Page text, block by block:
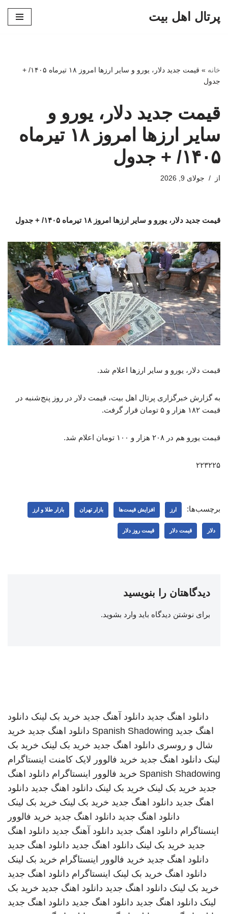
پرتال اهل بیت
خانه »
قیمت جدید دلار، یورو و سایر ارزها امروز ۱۸ تیرماه ۱۴۰۵/ +
جدول
قیمت جدید دلار، یورو و
سایر ارزها امروز ۱۸ تیرماه
۱۴۰۵/ + جدول
از جولای 9, 2026
قیمت جدید دلار، یورو و سایر ارزها امروز ۱۸ تیرماه ۱۴۰۵/ + جدول
قیمت دلار، یورو و سایر ارزها اعلام شد.
به گزارش خبرگزاری پرتال اهل بیت، قیمت دلار در روز پنج‌شنبه در
قیمت ۱۸۲ هزار و ۵ تومان قرار گرفت.
قیمت یورو هم در ۲۰۸ هزار و ۱۰۰ تومان اعلام شد.
۲۲۳۲۲۵
برچسب‌ها: ارز افزایش قیمت‌ها بازار تهران بازار طلا و ارز
دلار قیمت دلار قیمت روز دلار
دیدگاهتان را بنویسید
برای نوشتن دیدگاه باید وارد بشوید.
دانلود اهنگ جدید دانلود آهنگ جدید خرید بک لینک دانلود
اهنگ جدید Spanish Shadowing دانلود اهنگ جدید خرید
شال و روسری دانلود اهنگ جدید خرید بک لینک خرید بک
لینک دانلود اهنگ جدید خرید فالوور لایک کامنت اینستاگرام
Spanish Shadowing خرید فالوور اینستاگرام دانلود اهنگ
جدید خرید بک لینک خرید بک لینک دانلود اهنگ جدید دانلود
اهنگ جدید دانلود اهنگ جدید خرید بک لینک خرید بک لینک
دانلود اهنگ جدید دانلود اهنگ جدید خرید فالوور
اینستاگرام دانلود اهنگ جدید دانلود آهنگ جدید دانلود اهنگ
جدید خرید بک لینک دانلود اهنگ جدید دانلود اهنگ جدید
دانلود اهنگ جدید خرید فالوور اینستاگرام خرید بک لینک
دانلود اهنگ خرید بک لینک اینستاگرام دانلود اهنگ جدید
خرید بک لینک دانلود اهنگ جدید دانلود اهنگ جدید خرید بک
لینک دانلود اهنگ جدید دانلود اهنگ جدید دانلود اهنگ جدید